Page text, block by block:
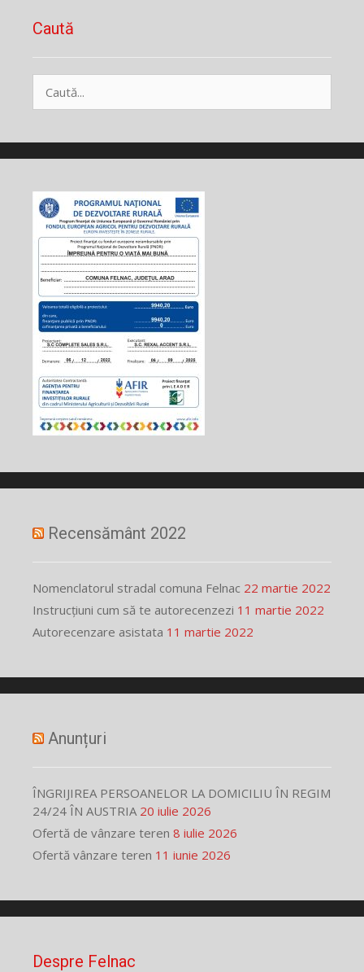
Caută
după:
Recensământ 2022
Nomenclatorul stradal comuna Felnac 22 martie 2022
Instrucțiuni cum să te autorecenzezi 11 martie 2022
Autorecenzare asistata 11 martie 2022
Anunțuri
ÎNGRIJIREA PERSOANELOR LA DOMICILIU ÎN REGIM
24/24 ÎN AUSTRIA 20 iulie 2026
Ofertă de vânzare teren 8 iulie 2026
Ofertă vânzare teren 11 iunie 2026
Despre Felnac